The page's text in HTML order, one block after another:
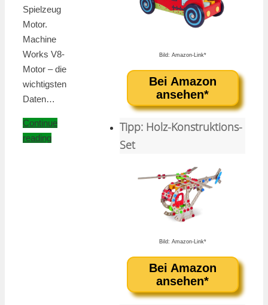
Spielzeug
Motor.
Machine
Works V8-
Motor – die
wichtigsten
Daten…
Continue
reading
Bild: Amazon-Link*
Bei Amazon
ansehen*
Tipp: Holz-Konstruktions-
Set
Bild: Amazon-Link*
Bei Amazon
ansehen*